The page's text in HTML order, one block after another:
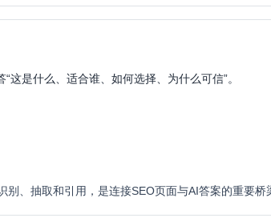
是什么、适合谁、如何选择、为什么可信”。
、抽取和引用，是连接SEO页面与AI答案的重要桥